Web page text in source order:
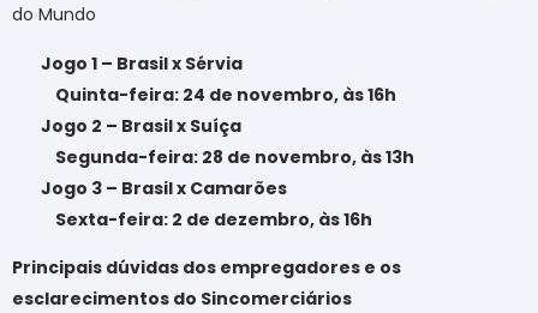
do Mundo
Jogo 1 – Brasil x Sérvia
Quinta-feira: 24 de novembro, às 16h
Jogo 2 – Brasil x Suíça
Segunda-feira: 28 de novembro, às 13h
Jogo 3 – Brasil x Camarões
Sexta-feira: 2 de dezembro, às 16h
Principais dúvidas dos empregadores e os
esclarecimentos do Sincomerciários